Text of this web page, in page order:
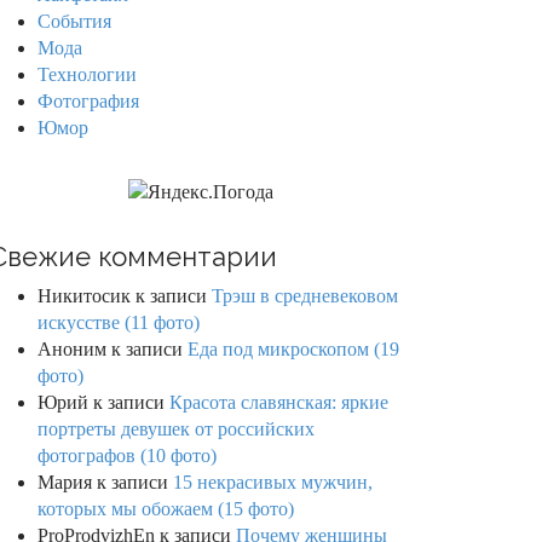
События
Мода
Технологии
Фотография
Юмор
комментарии
Никитосик к записи Трэш в средневековом
искусстве (11 фото)
Аноним к записи Еда под микроскопом (19
фото)
Юрий к записи Красота славянская: яркие
портреты девушек от российских
фотографов (10 фото)
Мария к записи 15 некрасивых мужчин,
которых мы обожаем (15 фото)
ProProdvizhEn к записи Почему женщины